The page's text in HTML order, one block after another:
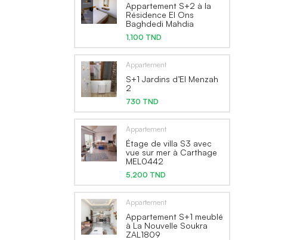
Appartement S+2 à la
Résidence El Ons
Baghdedi Mahdia
1,100 TND
Appartement
S+1 Jardins d’El Menzah
2
730 TND
Appartement
Étage de villa S3 avec
vue sur mer à Carthage
MEL0442
5,200 TND
Appartement
Appartement S+1 meublé
à La Nouvelle Soukra
ZAL1809